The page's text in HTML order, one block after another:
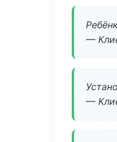
—
—